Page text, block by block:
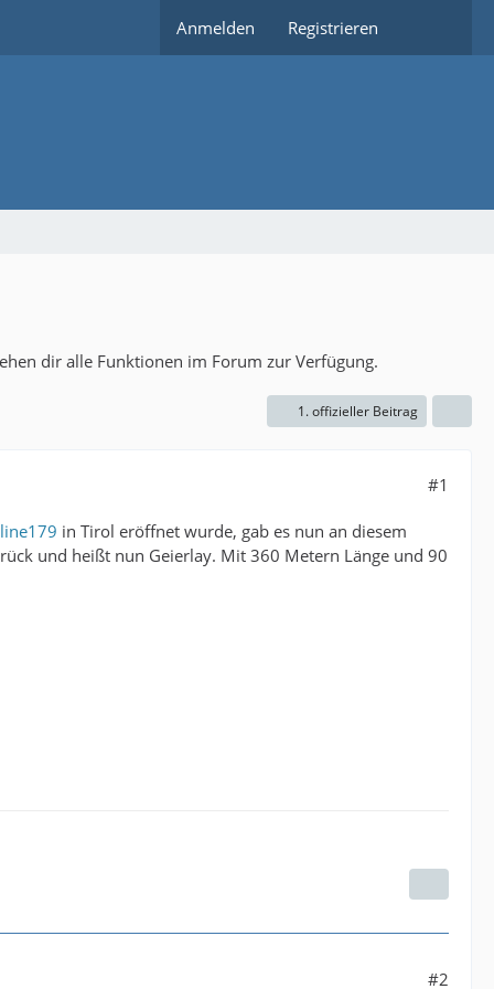
Anmelden Registrieren
dir alle Funktionen im Forum zur Verfügung.
1. offizieller Beitrag
#1
in Tirol eröffnet wurde, gab es nun an diesem
und heißt nun Geierlay. Mit 360 Metern Länge und 90
#2